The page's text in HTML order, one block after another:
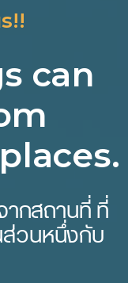
can
กสถานที่ ที่
วนหนึ่งกับ